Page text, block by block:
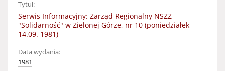
Tytuł:
Serwis Informacyjny: Zarząd Regionalny NSZZ
"Solidarność" w Zielonej Górze, nr 10 (poniedziałek
14.09. 1981)
Data wydania:
1981